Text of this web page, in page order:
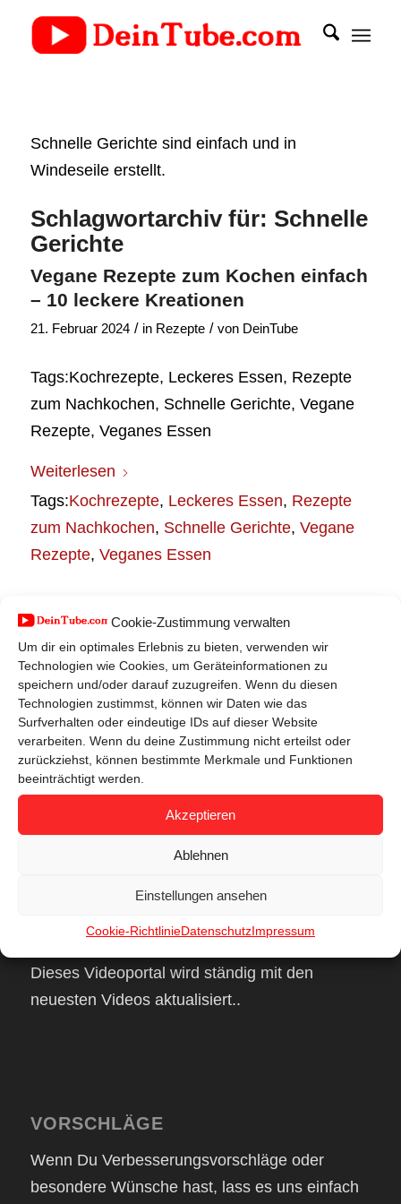
Cookie-Zustimmung verwalten
Um dir ein optimales Erlebnis zu bieten, verwenden wir
Technologien wie Cookies, um Geräteinformationen zu
speichern und/oder darauf zuzugreifen. Wenn du diesen
Technologien zustimmst, können wir Daten wie das
Surfverhalten oder eindeutige IDs auf dieser Website
verarbeiten. Wenn du deine Zustimmung nicht erteilst oder
zurückziehst, können bestimmte Merkmale und Funktionen
beeinträchtigt werden.
Akzeptieren
Ablehnen
Einstellungen ansehen
Cookie-RichtlinieDatenschutzImpressum
Schnelle Gerichte sind einfach und in
Windeseile erstellt.
Schlagwortarchiv für: Schnelle
Gerichte
Vegane Rezepte zum Kochen einfach
– 10 leckere Kreationen
21. Februar 2024 / in Rezepte / von DeinTube
Tags:Kochrezepte, Leckeres Essen, Rezepte
zum Nachkochen, Schnelle Gerichte, Vegane
Rezepte, Veganes Essen
Weiterlesen
Tags:Kochrezepte, Leckeres Essen, Rezepte
zum Nachkochen, Schnelle Gerichte, Vegane
Rezepte, Veganes Essen
VIDEO UNTERHALTUNG
Zahlreiche Themen sorgen für eine
ausgezeichnete Video Unterhaltung.
DIE NEUESTEN VIDEOS
Dieses Videoportal wird ständig mit den
neuesten Videos aktualisiert..
VORSCHLÄGE
Wenn Du Verbesserungsvorschläge oder
besondere Wünsche hast, lass es uns einfach